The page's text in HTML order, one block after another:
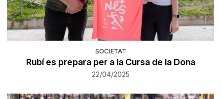
SOCIETAT
Rubí es prepara per a la Cursa de la Dona
22/04/2025